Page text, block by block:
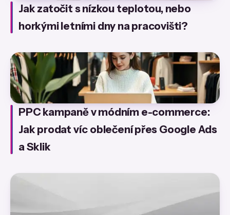
Jak zatočit s nízkou teplotou, nebo
horkými letními dny na pracovišti?
PPC kampaně v módním e-commerce:
Jak prodat víc oblečení přes Google Ads
a Sklik